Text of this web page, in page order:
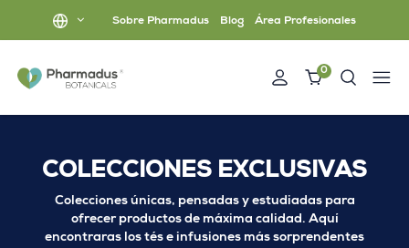
Sobre Pharmadus Blog Área Profesionales
0
COLECCIONES EXCLUSIVAS
Colecciones únicas, pensadas y estudiadas para
ofrecer productos de máxima calidad. Aquí
encontraras los tés e infusiones más sorprendentes